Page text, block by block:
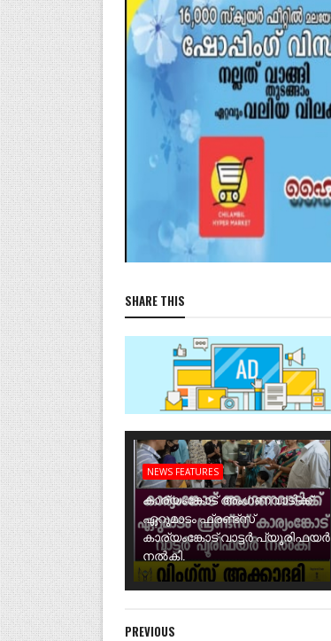
SHARE THIS
NEWS FEATURES
കാര്യംങ്കോട് അംഗണവാടിക്ക്
ഏറുമാടം ഫ്രണ്ട്സ്
കാര്യംങ്കോട് വാട്ടർ പ്യൂരിഫയർ
നൽകി.
PREVIOUS